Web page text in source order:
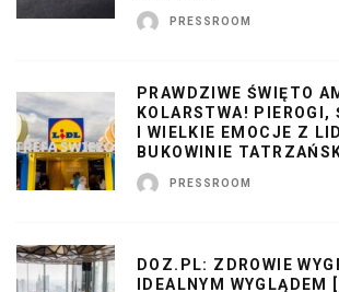
PRESSROOM
PRAWDZIWE ŚWIĘTO
KOLARSTWA! PIEROGI,
I WIELKIE EMOCJE Z
BUKOWINIE
PRESSROOM
DOZ.PL: ZDROWIE
IDEALNYM WYGLĄDEM